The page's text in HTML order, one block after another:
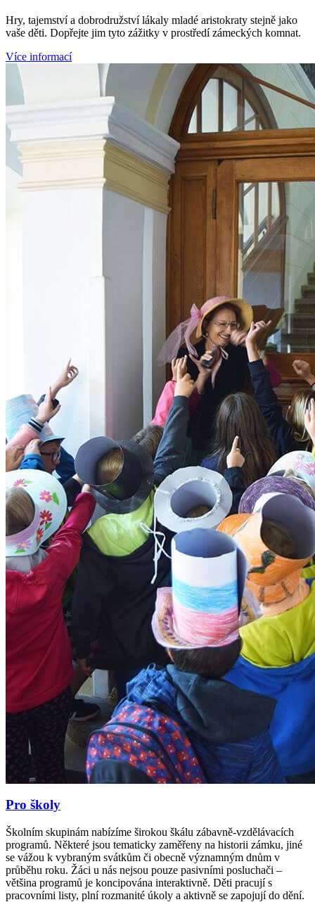
Hry, tajemství a dobrodružství lákaly mladé aristokraty stejně jako
vaše děti. Dopřejte jim tyto zážitky v prostředí zámeckých komnat.
Více informací
Pro školy
Školním skupinám nabízíme širokou škálu zábavně-vzdělávacích
programů. Některé jsou tematicky zaměřeny na historii zámku, jiné
se vážou k vybraným svátkům či obecně významným dnům v
průběhu roku. Žáci u nás nejsou pouze pasivními posluchači –
většina programů je koncipována interaktivně. Děti pracují s
pracovními listy, plní rozmanité úkoly a aktivně se zapojují do dění.